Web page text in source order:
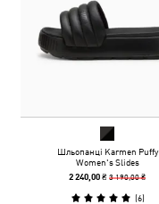
Шльопанці Karmen Puffy
Women's Slides
2 240,00 ₴3 190,00 ₴
(6)